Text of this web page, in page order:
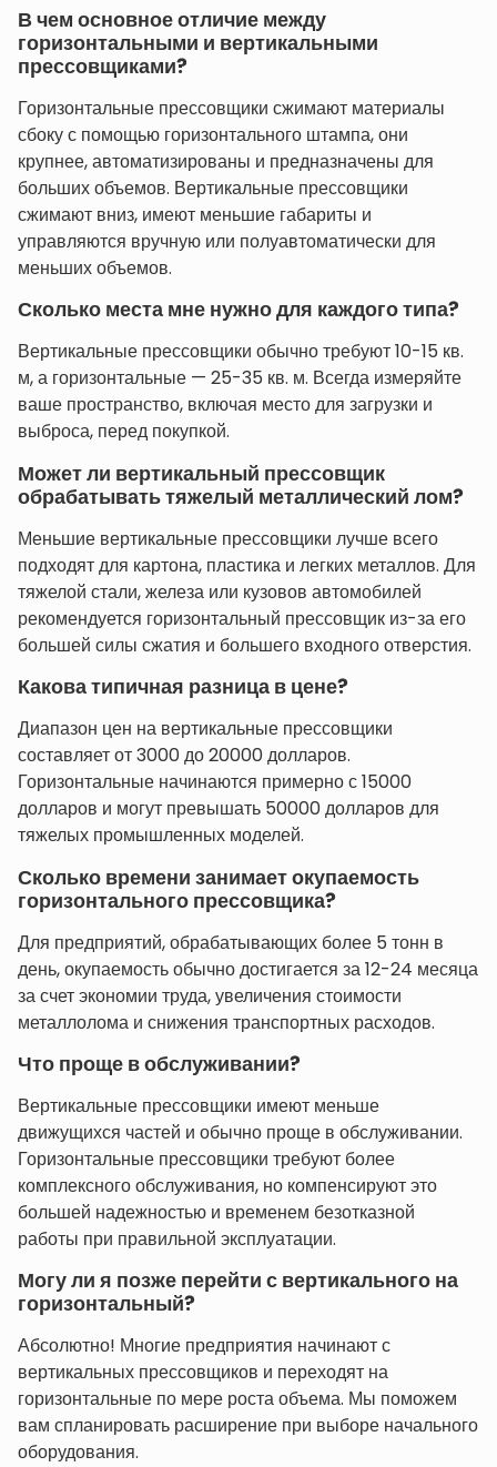
В чем основное отличие между
горизонтальными и вертикальными
прессовщиками?
Горизонтальные прессовщики сжимают материалы
сбоку с помощью горизонтального штампа, они
крупнее, автоматизированы и предназначены для
больших объемов. Вертикальные прессовщики
сжимают вниз, имеют меньшие габариты и
управляются вручную или полуавтоматически для
меньших объемов.
Сколько места мне нужно для каждого типа?
Вертикальные прессовщики обычно требуют 10-15 кв.
м, а горизонтальные — 25-35 кв. м. Всегда измеряйте
ваше пространство, включая место для загрузки и
выброса, перед покупкой.
Может ли вертикальный прессовщик
обрабатывать тяжелый металлический лом?
Меньшие вертикальные прессовщики лучше всего
подходят для картона, пластика и легких металлов. Для
тяжелой стали, железа или кузовов автомобилей
рекомендуется горизонтальный прессовщик из-за его
большей силы сжатия и большего входного отверстия.
Какова типичная разница в цене?
Диапазон цен на вертикальные прессовщики
составляет от 3000 до 20000 долларов.
Горизонтальные начинаются примерно с 15000
долларов и могут превышать 50000 долларов для
тяжелых промышленных моделей.
Сколько времени занимает окупаемость
горизонтального прессовщика?
Для предприятий, обрабатывающих более 5 тонн в
день, окупаемость обычно достигается за 12-24 месяца
за счет экономии труда, увеличения стоимости
металлолома и снижения транспортных расходов.
Что проще в обслуживании?
Вертикальные прессовщики имеют меньше
движущихся частей и обычно проще в обслуживании.
Горизонтальные прессовщики требуют более
комплексного обслуживания, но компенсируют это
большей надежностью и временем безотказной
работы при правильной эксплуатации.
Могу ли я позже перейти с вертикального на
горизонтальный?
Абсолютно! Многие предприятия начинают с
вертикальных прессовщиков и переходят на
горизонтальные по мере роста объема. Мы поможем
вам спланировать расширение при выборе начального
оборудования.